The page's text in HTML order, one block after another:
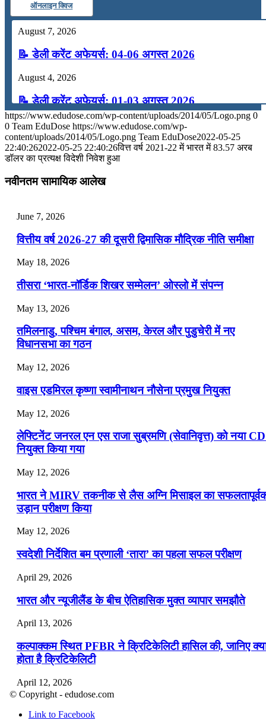
मॉक टेस्ट
टुडेज जीके
Menu Menu
ऑनलाइन क्विज
August 7, 2026
📝 डेली करेंट अफेयर्स: 04-06 अगस्त 2026
August 4, 2026
📝 डेली करेंट अफेयर्स: 01-03 अगस्त 2026
July 31, 2026
📝 डेली करेंट अफेयर्स: 28-31 जुलाई 2026
July 25, 2026
📝 डेली करेंट अफेयर्स: 22-24 जुलाई 2026
July 22, 2026
📝 डेली करेंट अफेयर्स: 19-21 जुलाई 2026
July 19, 2026
📝 डेली करेंट अफेयर्स: 16-18 जुलाई 2026
https://www.edudose.com/wp-content/uploads/2014/05/Logo.png 0
0 Team EduDose https://www.edudose.com/wp-
content/uploads/2014/05/Logo.png Team EduDose2022-05-25
22:40:262022-05-25 22:40:26वित्त वर्ष 2021-22 में भारत में 83.57 अरब
डॉलर का प्रत्यक्ष विदेशी निवेश हुआ
नवीनतम सामायिक आलेख
June 7, 2026
वित्तीय वर्ष 2026-27 की दूसरी द्विमासिक मौद्रिक नीति समीक्षा
May 18, 2026
तीसरा ‘भारत-नॉर्डिक शिखर सम्मेलन’ ओस्लो में संपन्न
May 13, 2026
तमिलनाडु, पश्चिम बंगाल, असम, केरल और पुडुचेरी में नए
विधानसभा का गठन
May 12, 2026
वाइस एडमिरल कृष्णा स्वामीनाथन नौसेना प्रमुख नियुक्त
May 12, 2026
लेफ्टिनेंट जनरल एन एस राजा सुब्रमणि (सेवानिवृत्त) को नया
नियुक्त किया गया
May 12, 2026
भारत ने MIRV तकनीक से लैस अग्नि मिसाइल का
उड़ान परीक्षण किया
May 12, 2026
स्वदेशी निर्देशित बम प्रणाली ‘तारा’ का पहला सफल परीक्षण
April 29, 2026
भारत और न्यूजीलैंड के बीच ऐतिहासिक मुक्त व्यापार समझौते
April 13, 2026
कल्पाक्कम स्थित PFBR ने क्रिटिकेलिटी हासिल की, जानिए
होता है क्रिटिकेलिटी
April 12, 2026
© Copyright - edudose.com
Link to Facebook